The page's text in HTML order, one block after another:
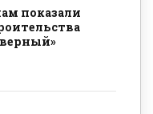
показали